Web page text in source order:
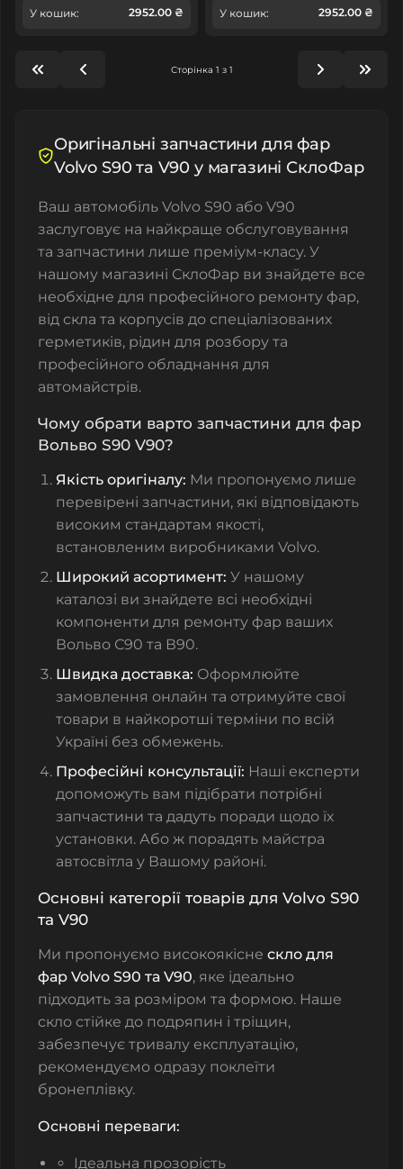
У кошик: 2952.00 ₴ У кошик: 2952.00 ₴
Сторінка 1 з 1
Оригінальні запчастини для фар
Volvo S90 та V90 у магазині СклоФар
Ваш автомобіль Volvo S90 або V90
заслуговує на найкраще обслуговування
та запчастини лише преміум-класу. У
нашому магазині СклоФар ви знайдете все
необхідне для професійного ремонту фар,
від скла та корпусів до спеціалізованих
герметиків, рідин для розбору та
професійного обладнання для
автомайстрів.
Чому обрати варто запчастини для фар
Вольво S90 V90?
Якість оригіналу: Ми пропонуємо лише
перевірені запчастини, які відповідають
високим стандартам якості,
встановленим виробниками Volvo.
Широкий асортимент: У нашому
каталозі ви знайдете всі необхідні
компоненти для ремонту фар ваших
Вольво С90 та В90.
Швидка доставка: Оформлюйте
замовлення онлайн та отримуйте свої
товари в найкоротші терміни по всій
Україні без обмежень.
Професійні консультації: Наші експерти
допоможуть вам підібрати потрібні
запчастини та дадуть поради щодо їх
установки. Або ж порадять майстра
автосвітла у Вашому районі.
Основні категорії товарів для Volvo S90
та V90
Ми пропонуємо високоякісне скло для
фар Volvo S90 та V90, яке ідеально
підходить за розміром та формою. Наше
скло стійке до подряпин і тріщин,
забезпечує тривалу експлуатацію,
рекомендуємо одразу поклеїти
бронеплівку.
Основні переваги:
Ідеальна прозорість